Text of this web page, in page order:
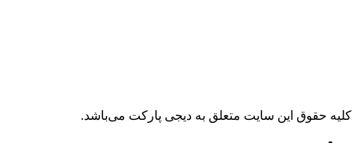
حقوق اين سايت متعلق به دیجی پارکت می‌باشد.